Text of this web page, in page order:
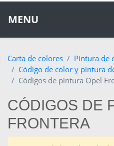
MENU
Carta de colores
Pintura de
Código de color y pintura
Códigos de pintura Opel
CÓDIGOS DE
FRONTERA